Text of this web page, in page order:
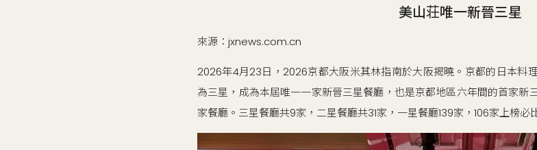
美山荘唯一新晉三星
來源：jxnews.com.cn
2026年4月23日，2026京都大阪米其林指南於大阪揭曉。京都的日本料
為三星，成為本屆唯一一家新晉三星餐廳，也是京都地區六年間的首家新
家餐廳。三星餐廳共9家，二星餐廳共31家，一星餐廳139家，106家上榜必